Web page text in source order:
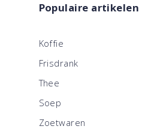
Populaire artikelen
Koffie
Frisdrank
Thee
Soep
Zoetwaren